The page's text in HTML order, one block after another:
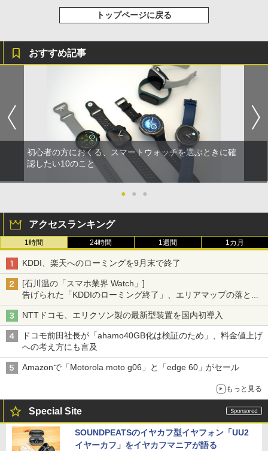
トップページに戻る
おすすめ記事
初心者の方におくる、スマートウォッチを選ぶときに確
認したい10のこと
● ● ●
アクセスランキング
1時間 24時間 1週間 1カ月
KDDI、楽天へのローミングを9月末で終了
[石川温の「スマホ業界 Watch」]
告げられた「KDDIのローミング終了」、エリアマップの落とし
穴と楽天モバイルの課題
NTTドコモ、エリクソン製の最新型装置を国内初導入
ドコモ前田社長が「ahamo40GB化は検証のため」、料金値上げ
への考え方にも言及
Amazonで「Motorola moto g06」と「edge 60」がセール
もっと見る
Special Site
SOUNDPEATSのイヤカフ型イヤフォン「UU2
イヤーカフ」をイヤカフマニアが語る